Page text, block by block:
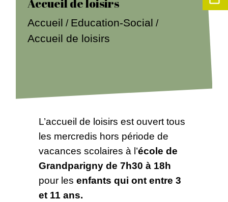
Accueil de loisirs
Accueil / Education-Social /
Accueil de loisirs
L’accueil de loisirs est ouvert tous
les mercredis hors période de
vacances scolaires à l’école de
Grandparigny de 7h30 à 18h
pour lesenfants qui ont entre 3
et 11 ans.